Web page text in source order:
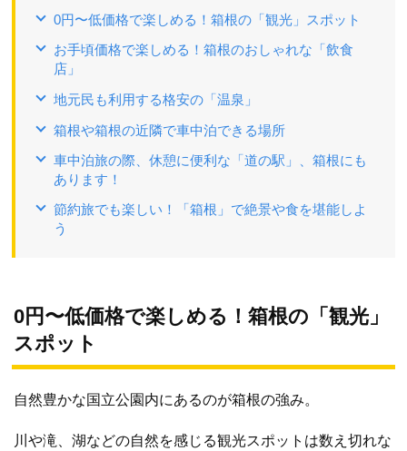
0円〜低価格で楽しめる！箱根の「観光」スポット
お手頃価格で楽しめる！箱根のおしゃれな「飲食
店」
地元民も利用する格安の「温泉」
箱根や箱根の近隣で車中泊できる場所
車中泊旅の際、休憩に便利な「道の駅」、箱根にも
あります！
節約旅でも楽しい！「箱根」で絶景や食を堪能しよ
う
0円〜低価格で楽しめる！箱根の「観光」
スポット
自然豊かな国立公園内にあるのが箱根の強み。
川や滝、湖などの自然を感じる観光スポットは数え切れな